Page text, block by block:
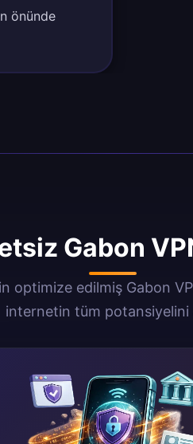
önünde
Gabon
optimize edilmiş Gabon
internetin tüm potansiyelini